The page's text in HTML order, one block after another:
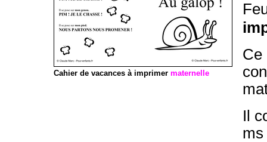
Cahier de vacances à imprimer maternelle
Ce
Il
ms